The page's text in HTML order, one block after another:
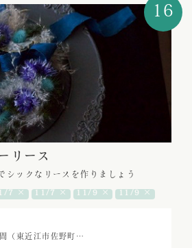
16
リース
シックなリースを作りましょう
7 × 11/7 × 11/9 × 11/9 ×
（東近江市佐野町…